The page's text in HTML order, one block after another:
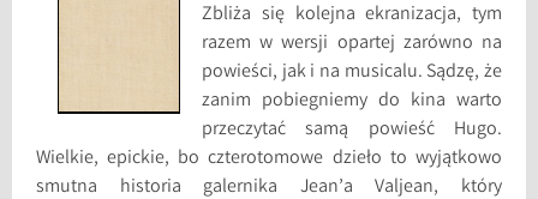
Zbliża się kolejna ekranizacja, tym
razem w wersji opartej zarówno na
powieści, jak i na musicalu. Sądzę, że
zanim pobiegniemy do kina warto
przeczytać samą powieść Hugo.
Wielkie, epickie, bo czterotomowe dzieło to wyjątkowo
smutna historia galernika Jean’a Valjean, który